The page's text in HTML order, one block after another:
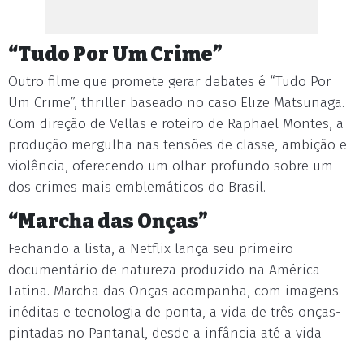
“Tudo Por Um Crime”
Outro filme que promete gerar debates é “Tudo Por
Um Crime”, thriller baseado no caso Elize Matsunaga.
Com direção de Vellas e roteiro de Raphael Montes, a
produção mergulha nas tensões de classe, ambição e
violência, oferecendo um olhar profundo sobre um
dos crimes mais emblemáticos do Brasil.
“Marcha das Onças”
Fechando a lista, a Netflix lança seu primeiro
documentário de natureza produzido na América
Latina. Marcha das Onças acompanha, com imagens
inéditas e tecnologia de ponta, a vida de três onças-
pintadas no Pantanal, desde a infância até a vida